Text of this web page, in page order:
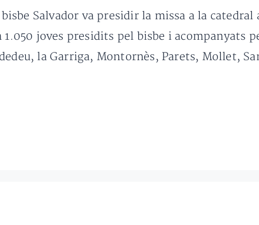
Salvador va presidir la missa a la catedral
joves presidits pel bisbe i acompanyats
la Garriga, Montornès, Parets, Mollet,